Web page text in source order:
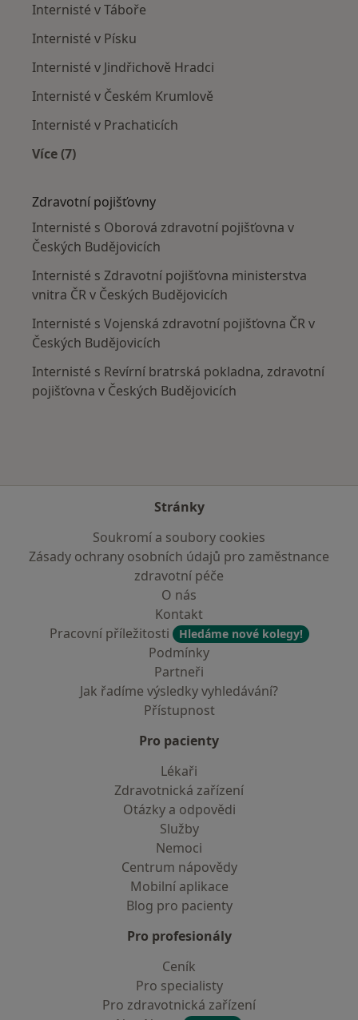
Internisté v Táboře
Internisté v Písku
Internisté v Jindřichově Hradci
Internisté v Českém Krumlově
Internisté v Prachaticích
Více (7)
Zdravotní pojišťovny
Internisté s Oborová zdravotní pojišťovna v
Českých Budějovicích
Internisté s Zdravotní pojišťovna ministerstva
vnitra ČR v Českých Budějovicích
Internisté s Vojenská zdravotní pojišťovna ČR v
Českých Budějovicích
Internisté s Revírní bratrská pokladna, zdravotní
pojišťovna v Českých Budějovicích
Stránky
Soukromí a soubory cookies
Zásady ochrany osobních údajů pro zaměstnance
zdravotní péče
O nás
Kontakt
Pracovní příležitosti
Hledáme nové kolegy!
Podmínky
Partneři
Jak řadíme výsledky vyhledávání?
Přístupnost
Pro pacienty
Lékaři
Zdravotnická zařízení
Otázky a odpovědi
Služby
Nemoci
Centrum nápovědy
Mobilní aplikace
Blog pro pacienty
Pro profesionály
Ceník
Pro specialisty
Pro zdravotnická zařízení